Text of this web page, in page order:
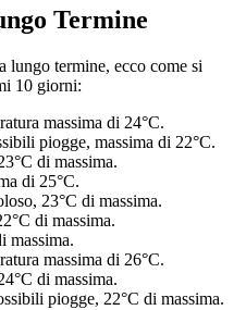
Termine
lungo termine, ecco come si
10 giorni:
massima di 24°C.
piogge, massima di 22°C.
di massima.
di 25°C.
23°C di massima.
di massima.
massima.
massima di 26°C.
di massima.
piogge, 22°C di massima.